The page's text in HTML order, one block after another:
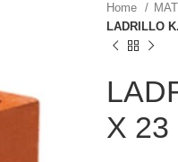
Home
LADRILLO
X 23